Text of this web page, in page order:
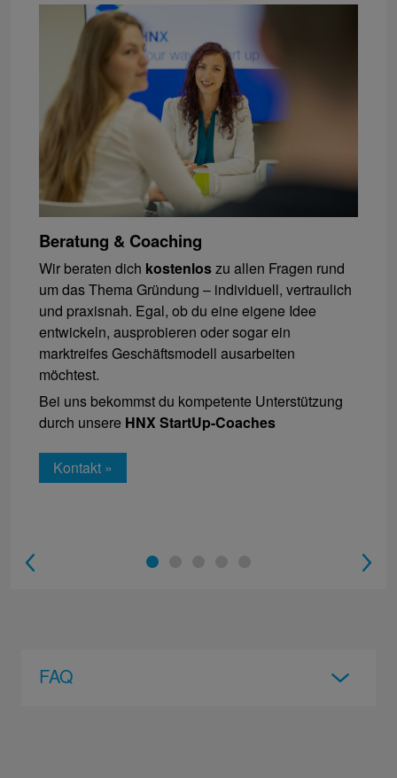
Beratung & Coaching
Wir beraten dich kostenloszu allen Fragen rund
um das Thema Gründung – individuell, vertraulich
und praxisnah. Egal, ob du eine eigene Idee
entwickeln, ausprobieren oder sogar ein
marktreifes Geschäftsmodell ausarbeiten
möchtest.
Bei uns bekommst du kompetente Unterstützung
durch unsere HNX StartUp-Coaches
Kontakt »
1
FAQ